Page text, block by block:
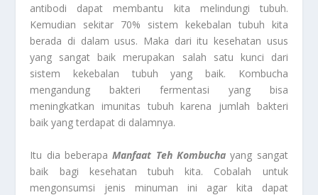
antibodi dapat membantu kita melindungi tubuh.
Kemudian sekitar 70% sistem kekebalan tubuh kita
berada di dalam usus. Maka dari itu kesehatan usus
yang sangat baik merupakan salah satu kunci dari
sistem kekebalan tubuh yang baik. Kombucha
mengandung bakteri fermentasi yang bisa
meningkatkan imunitas tubuh karena jumlah bakteri
baik yang terdapat di dalamnya.
Itu dia beberapaManfaat Teh Kombuchayang sangat
baik bagi kesehatan tubuh kita. Cobalah untuk
mengonsumsi jenis minuman ini agar kita dapat